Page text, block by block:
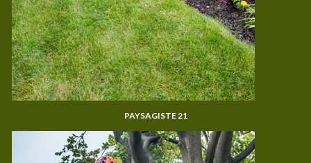
PAYSAGISTE 21